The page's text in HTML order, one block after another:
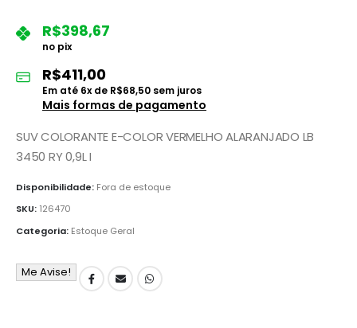
R$398,67
no pix
R$411,00
Em até 6x de R$68,50 sem juros
Mais formas de pagamento
SUV COLORANTE E-COLOR VERMELHO ALARANJADO LB
3450 RY 0,9L I
Disponibilidade: Fora de estoque
SKU: 126470
Categoria: Estoque Geral
Me Avise!